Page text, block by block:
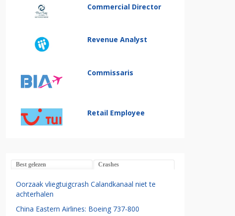
Commercial Director
Revenue Analyst
Commissaris
Retail Employee
Best gelezen Crashes
Oorzaak vliegtuigcrash Calandkanaal niet te
achterhalen
China Eastern Airlines: Boeing 737-800